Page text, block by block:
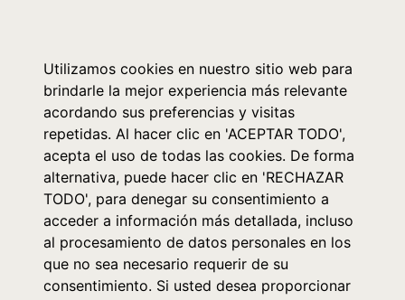
Utilizamos cookies en nuestro sitio web para
brindarle la mejor experiencia más relevante
acordando sus preferencias y visitas
repetidas. Al hacer clic en 'ACEPTAR TODO',
acepta el uso de todas las cookies. De forma
alternativa, puede hacer clic en 'RECHAZAR
TODO', para denegar su consentimiento a
acceder a información más detallada, incluso
al procesamiento de datos personales en los
que no sea necesario requerir de su
consentimiento. Si usted desea proporcionar